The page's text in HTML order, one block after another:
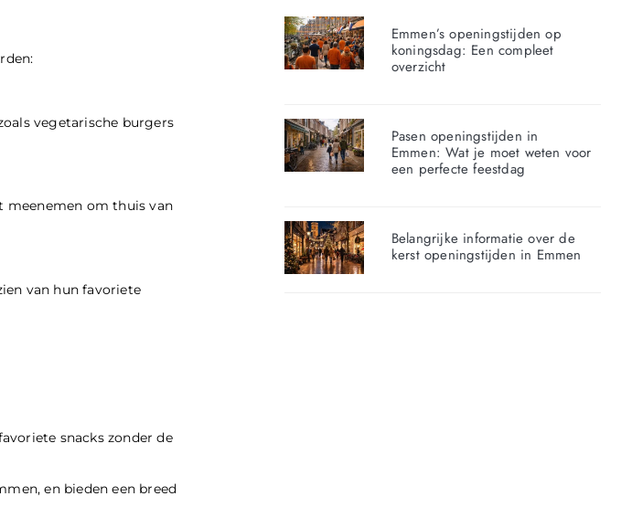
vegetarische burgers
meenemen om thuis van
van hun favoriete
snacks zonder de
en bieden een breed
Emmen’s openingstijden op
koningsdag: Een compleet
overzicht
Pasen openingstijden in
Emmen: Wat je moet weten voor
een perfecte feestdag
Belangrijke informatie over de
kerst openingstijden in Emmen